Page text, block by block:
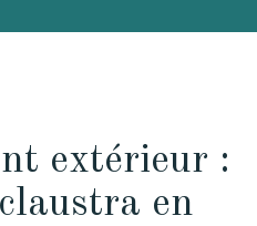
extérieur :
en